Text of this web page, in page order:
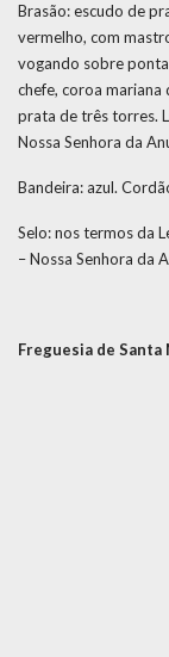
Brasão: escudo de
vermelho, com
vogando sobre
chefe, coroa
prata de três torres.
Nossa Senhora da
Bandeira: azul.
Selo: nos termos da
– Nossa Senhora da
Freguesia de Santa